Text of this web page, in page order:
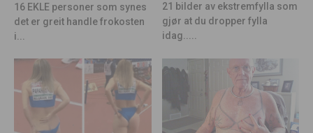
16 EKLE personer som synes
det er greit handle frokosten
i...
21 bilder av ekstremfylla som
gjør at du dropper fylla
idag.....